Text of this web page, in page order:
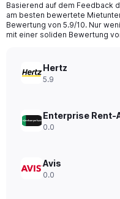
The
chart
has
axis
displaying
to
Basierend auf dem Feedback
am besten bewertete
Bewertung von 5.9/10. Nur
mit einer soliden Bewertung
Hertz
5.9
Enterprise Rent-
0.0
Avis
0.0